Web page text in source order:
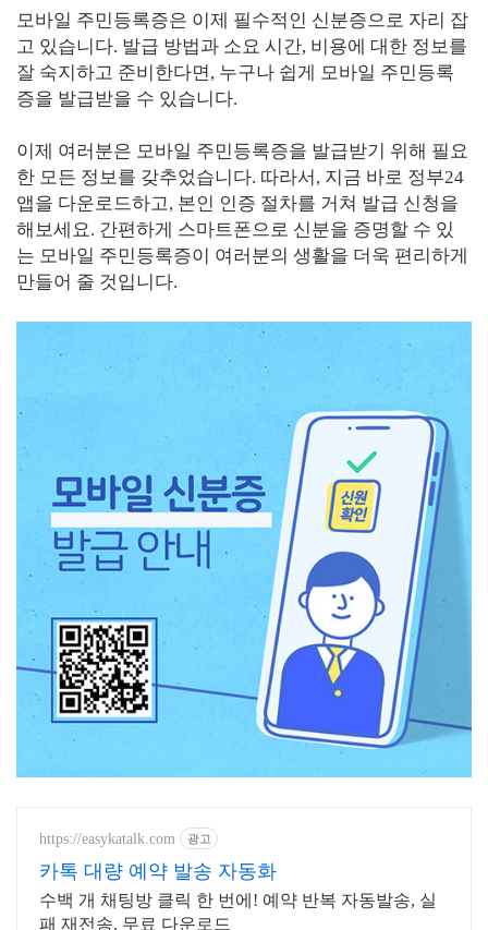
모바일 주민등록증은 이제 필수적인 신분증으로 자리 잡
고 있습니다. 발급 방법과 소요 시간, 비용에 대한 정보를
잘 숙지하고 준비한다면, 누구나 쉽게 모바일 주민등록
증을 발급받을 수 있습니다.
이제 여러분은 모바일 주민등록증을 발급받기 위해 필요
한 모든 정보를 갖추었습니다. 따라서, 지금 바로 정부24
앱을 다운로드하고, 본인 인증 절차를 거쳐 발급 신청을
해보세요. 간편하게 스마트폰으로 신분을 증명할 수 있
는 모바일 주민등록증이 여러분의 생활을 더욱 편리하게
만들어 줄 것입니다.
https://easykatalk.com 광고
카톡 대량 예약 발송 자동화
수백 개 채팅방 클릭 한 번에! 예약 반복 자동발송, 실
패 재전송. 무료 다운로드